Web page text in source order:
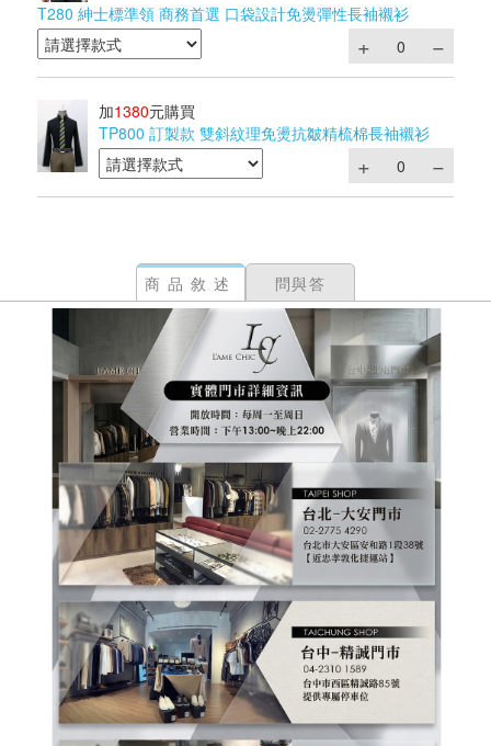
T280 紳士標準領 商務首選 口袋設計免燙彈性長袖襯衫
加1380元購買
TP800 訂製款 雙斜紋理免燙抗皺精梳棉長袖襯衫
商品敘述 問與答